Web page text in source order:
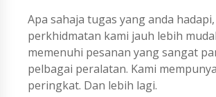
Apa sahaja tugas yang anda
perkhidmatan kami jauh lebih
memenuhi pesanan yang sangat
pelbagai peralatan. Kami
peringkat. Dan lebih lagi.